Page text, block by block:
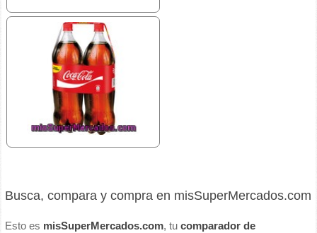
Busca, compara y compra en misSuperMercados.com
Esto es misSuperMercados.com, tucomparador de